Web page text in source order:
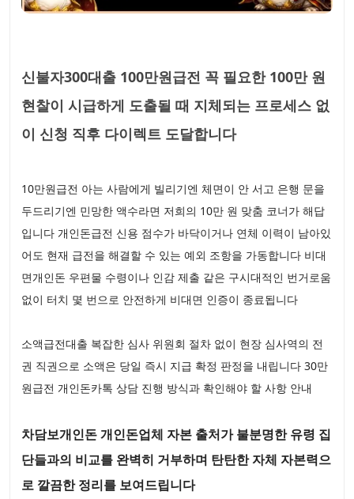
신불자300대출 100만원급전 꼭 필요한 100만 원
현찰이 시급하게 도출될 때 지체되는 프로세스 없
이 신청 직후 다이렉트 도달합니다
10만원급전 아는 사람에게 빌리기엔 체면이 안 서고 은행 문을
두드리기엔 민망한 액수라면 저희의 10만 원 맞춤 코너가 해답
입니다 개인돈급전 신용 점수가 바닥이거나 연체 이력이 남아있
어도 현재 급전을 해결할 수 있는 예외 조항을 가동합니다 비대
면개인돈 우편물 수령이나 인감 제출 같은 구시대적인 번거로움
없이 터치 몇 번으로 안전하게 비대면 인증이 종료됩니다
소액급전대출 복잡한 심사 위원회 절차 없이 현장 심사역의 전
권 직권으로 소액은 당일 즉시 지급 확정 판정을 내립니다 30만
원급전 개인돈카톡 상담 진행 방식과 확인해야 할 사항 안내
차담보개인돈 개인돈업체 자본 출처가 불분명한 유령 집
단들과의 비교를 완벽히 거부하며 탄탄한 자체 자본력으
로 깔끔한 정리를 보여드립니다